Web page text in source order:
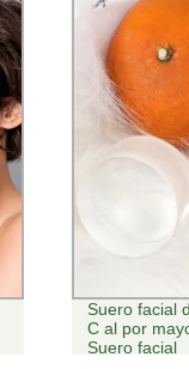
Etiqueta
comienzo
tóner VC